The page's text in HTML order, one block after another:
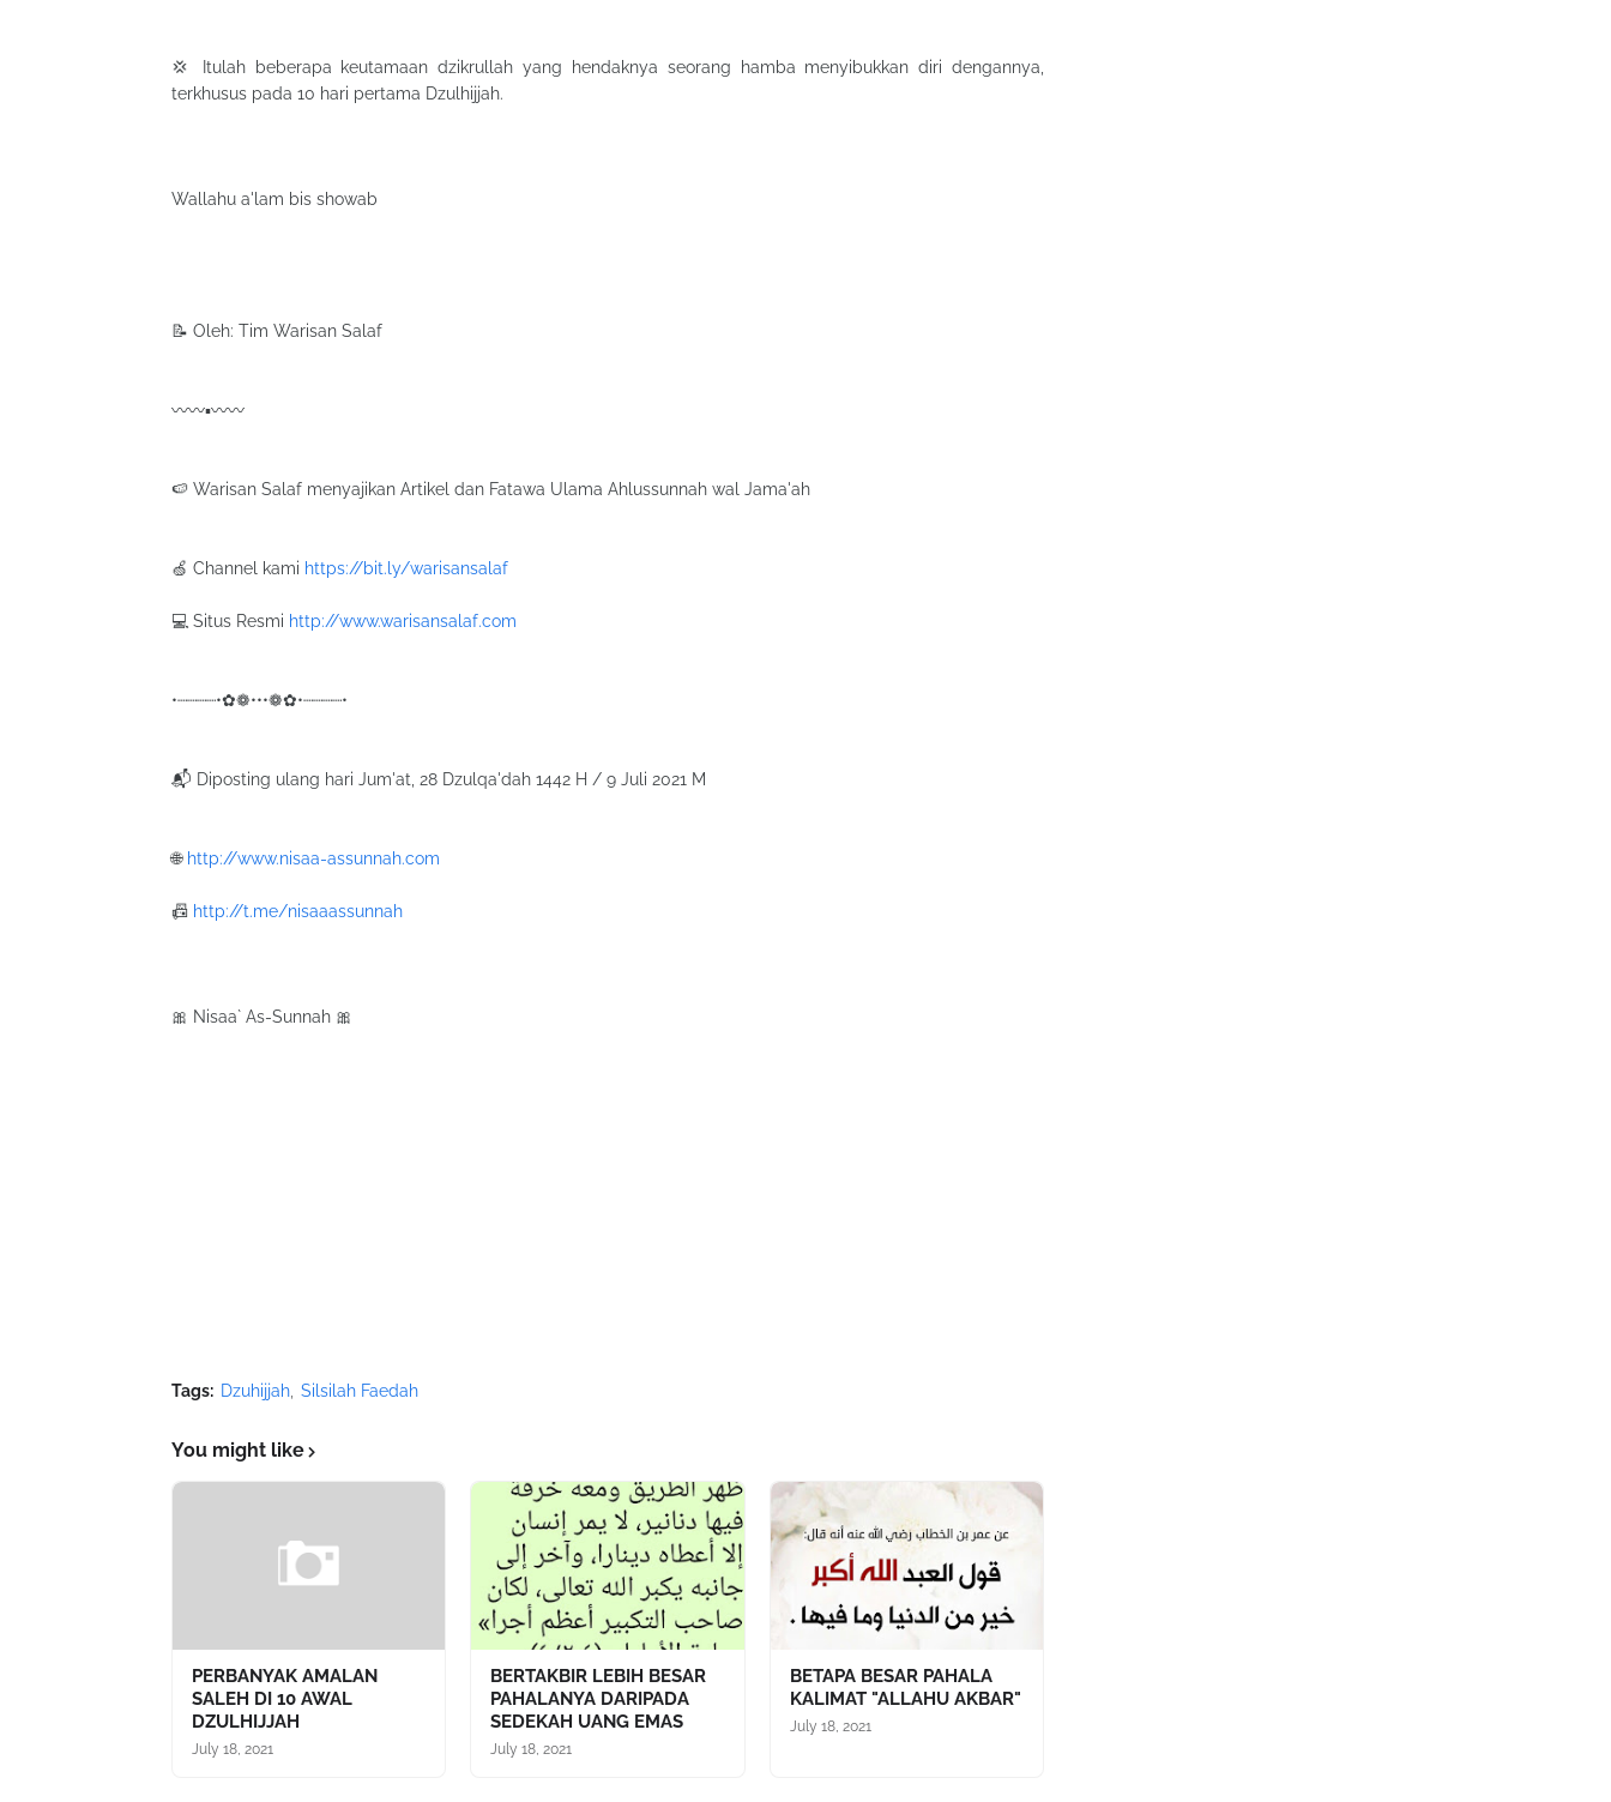
💢 Itulah beberapa keutamaan dzikrullah yang hendaknya seorang hamba menyibukkan diri dengannya,
terkhusus pada 10 hari pertama Dzulhijjah.
Wallahu a'lam bis showab
📝 Oleh: Tim Warisan Salaf
〰〰▪〰〰
🍉 Warisan Salaf menyajikan Artikel dan Fatawa Ulama Ahlussunnah wal Jama'ah
🍏 Channel kami https://bit.ly/warisansalaf
💻 Situs Resmi http://www.warisansalaf.com
•┈┈┈┈•✿❁•••❁✿•┈┈┈┈•
📬 Diposting ulang hari Jum'at, 28 Dzulqa'dah 1442 H / 9 Juli 2021 M
🌐 http://www.nisaa-assunnah.com
📠 http://t.me/nisaaassunnah
🎀 Nisaa` As-Sunnah 🎀
Tags: Dzuhijjah Silsilah Faedah
You might like
PERBANYAK AMALAN
SALEH DI 10 AWAL
DZULHIJJAH
July 18, 2021
BERTAKBIR LEBIH BESAR
PAHALANYA DARIPADA
SEDEKAH UANG EMAS
July 18, 2021
BETAPA BESAR PAHALA
KALIMAT "ALLAHU AKBAR"
July 18, 2021